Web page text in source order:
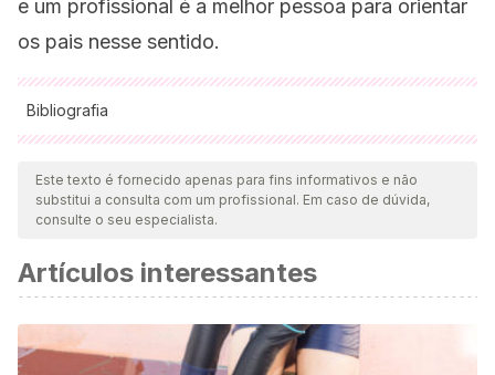
e um profissional é a melhor pessoa para orientar
os pais nesse sentido.
Bibliografia
Todas as fontes citadas foram minuciosamente revisadas por
nossa equipe para garantir sua qualidade, confiabilidade,
atualidade e validade. A bibliografia deste artigo foi
cientificamente.
Ammaniti, M., Lucarelli, L., Cimino, S., D’Olimpio, F., &
Chatoor, I. (2010). Maternal psychopathology and child risk
factors in infantile anorexia.
International Journal of Eating
Este texto é fornecido apenas para fins informativos e não
substitui a consulta com um profissional. Em caso de dúvida,
consulte o seu especialista.
Artículos interessantes